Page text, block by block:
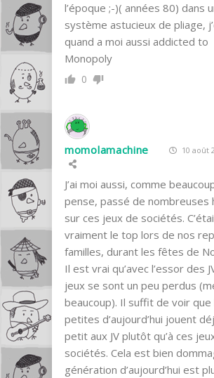
l’époque ;-)( années 80) dans
système astucieux de pliage,
quand a moi aussi addicted to
Monopoly
0
momolamachine 10 août
J’ai moi aussi, comme
pense, passé de nombreuses
sur ces jeux de sociétés.
vraiment le top lors de nos
familles, durant les fêtes de
Il est vrai qu’avec l’essor des
jeux se sont un peu perdus
beaucoup). Il suffit de voir que
petites d’aujourd’hui jouent
petit aux JV plutôt qu’à ces
sociétés. Cela est bien
génération d’aujourd’hui est